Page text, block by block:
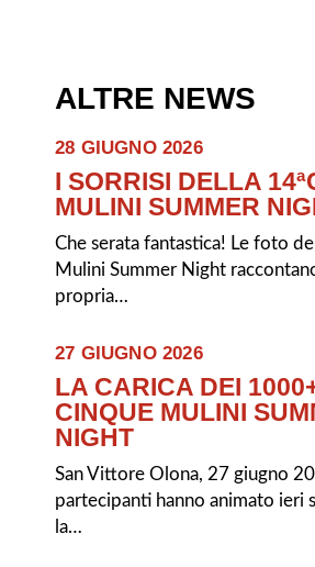
ALTRE NEWS
28 GIUGNO 2026
I SORRISI DELLA
MULINI SUMMER
Che serata fantastica! Le foto
Mulini Summer Night
propria…
27 GIUGNO 2026
LA CARICA DEI
CINQUE MULINI
NIGHT
San Vittore Olona, 27 giugno
partecipanti hanno animato ieri
la…